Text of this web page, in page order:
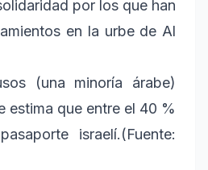
por los que han
en la urbe de Al
(una minoría árabe)
estima que entre el 40 %
israelí.(Fuente: